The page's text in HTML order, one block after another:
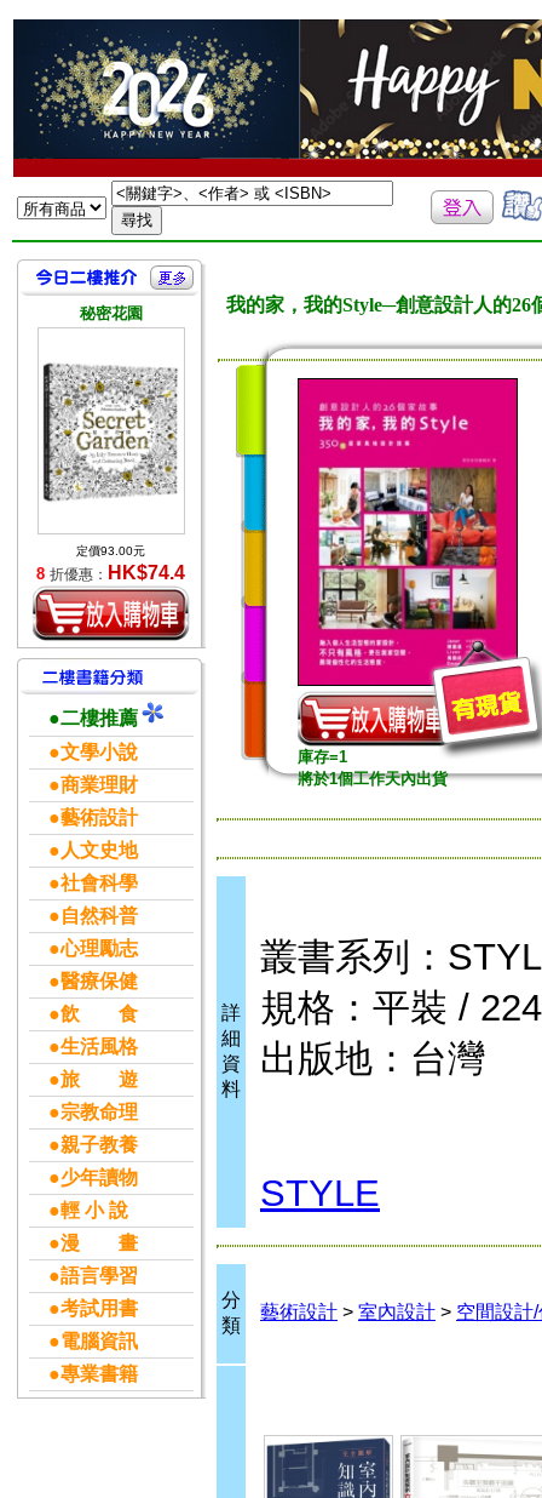
秘密花園
定價93.00元
8折優惠： HK$74.4
●二樓推薦
●文學小說
●商業理財
●藝術設計
●人文史地
●社會科學
●自然科普
●心理勵志
●醫療保健
●飲 食
●生活風格
●旅 遊
●宗教命理
●親子教養
●少年讀物
●輕 小 說
●漫 畫
●語言學習
●考試用書
●電腦資訊
●專業書籍
我的家，我的Style─創意設計人的
庫存=1
將於1個工作天內出貨
詳
細
資
料
叢書系列：
規格：平裝 /
出版地：台灣
STYLE
分
類
藝術設計 > 室內設計 > 空間設計